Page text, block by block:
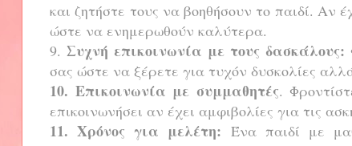
και ζητήστε τους να βοηθήσουν το παιδί. Αν
ώστε να ενημερωθούν καλύτερα.
9.Συχνή επικοινωνία με τους δασκάλους:
σας ώστε να ξέρετε για τυχόν δυσκολίες
10. Επικοινωνία με συμμαθητές.
επικοινωνήσει αν έχει αμφιβολίες για τις
11. Χρόνος για μελέτη: Ένα παιδί με